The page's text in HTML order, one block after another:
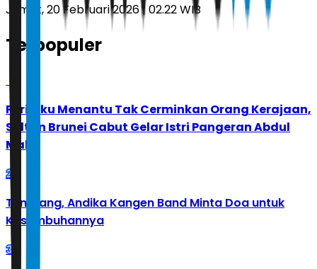
Jumat, 20 Februari 2026 | 02.22 WIB
Terpopuler
Perilaku Menantu Tak Cerminkan Orang Kerajaan,
Sultan Brunei Cabut Gelar Istri Pangeran Abdul
Malik
2
Tumbang, Andika Kangen Band Minta Doa untuk
Kesembuhannya
3